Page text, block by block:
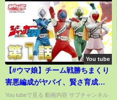
You tube
【#ウマ娘】チーム戦勝ちまくり
害悪編成がヤバイ、賢さ育成の
脆さを突いた最強戦法！無課金
You tubeで見る 動画内容 サブチャンネル